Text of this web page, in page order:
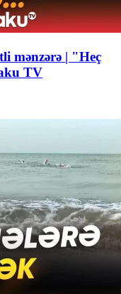
mənzərə | "Heç
TV